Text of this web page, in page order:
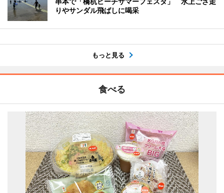
りやサンダル飛ばしに喝采
もっと見る
食べる